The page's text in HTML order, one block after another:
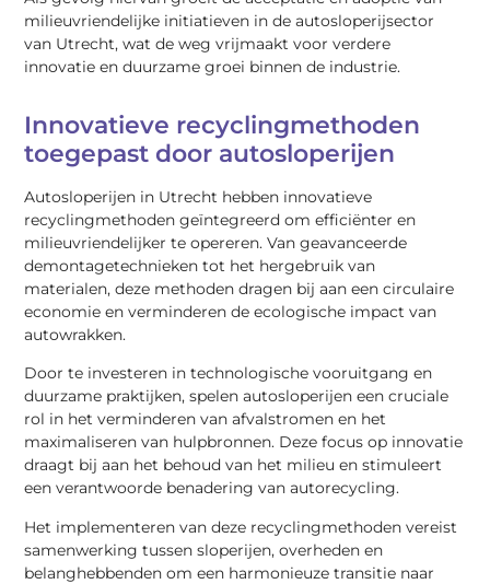
milieuvriendelijke initiatieven in de autosloperijsector
van Utrecht, wat de weg vrijmaakt voor verdere
innovatie en duurzame groei binnen de industrie.
Innovatieve recyclingmethoden
toegepast door autosloperijen
Autosloperijen in Utrecht hebben innovatieve
recyclingmethoden geïntegreerd om efficiënter en
milieuvriendelijker te opereren. Van geavanceerde
demontagetechnieken tot het hergebruik van
materialen, deze methoden dragen bij aan een circulaire
economie en verminderen de ecologische impact van
autowrakken.
Door te investeren in technologische vooruitgang en
duurzame praktijken, spelen autosloperijen een cruciale
rol in het verminderen van afvalstromen en het
maximaliseren van hulpbronnen. Deze focus op innovatie
draagt bij aan het behoud van het milieu en stimuleert
een verantwoorde benadering van autorecycling.
Het implementeren van deze recyclingmethoden vereist
samenwerking tussen sloperijen, overheden en
belanghebbenden om een harmonieuze transitie naar